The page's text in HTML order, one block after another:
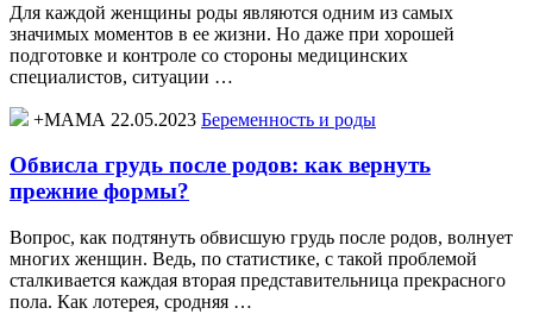
Для каждой женщины роды являются одним из самых
значимых моментов в ее жизни. Но даже при хорошей
подготовке и контроле со стороны медицинских
специалистов, ситуации …
+МАМА 22.05.2023 Беременность и роды
Обвисла грудь после родов: как вернуть
прежние формы?
Вопрос, как подтянуть обвисшую грудь после родов, волнует
многих женщин. Ведь, по статистике, с такой проблемой
сталкивается каждая вторая представительница прекрасного
пола. Как лотерея, сродняя …